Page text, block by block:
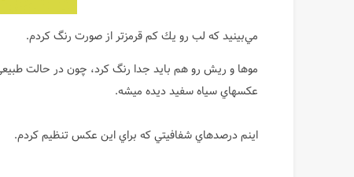
مي‌بينيد كه لب رو يك كم قرمزتر از صورت رنگ كردم.
موها و ريش رو هم بايد جدا رنگ كرد، چون در حالت
عكسهاي سياه سفيد ديده ميشه.
اينم درصدهاي شفافيتي كه براي اين عكس تنظيم كردم.